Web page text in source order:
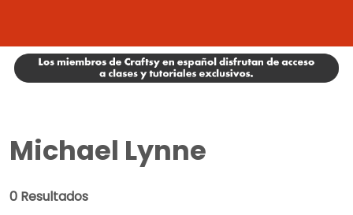
Michael Lynne
0 Resultados